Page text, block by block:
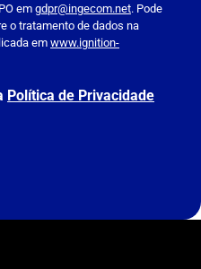
em gdpr@ingecom.net. Pode
o tratamento de dados na
em www.ignition-
Política de Privacidade